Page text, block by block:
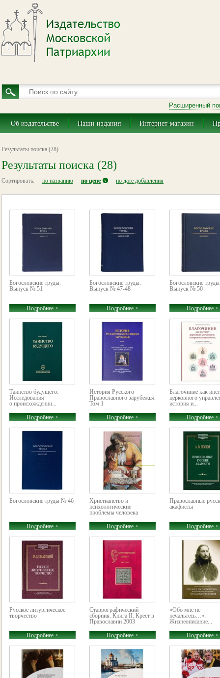
Расширенный
Об издательстве Наши издания Интернет-магазин
Результаты поиска (28)
Результаты поиска (28)
Сортировать: по названию по цене по дате добавления
Богословские труды.
Выпуск № 51
Подробнее >
Богословские труды.
Выпуск № 47-48
Подробнее >
Богословские
Выпуск № 50
Подробнее >
Таинство будущего:
Исследования
о происхождении...
Подробнее >
История Русского
Православного зарубежья.
Том 1
Подробнее >
Благочиние как
церковного
история и...
Подробнее >
Богословские труды № 46
Подробнее >
Христианство и
психологические
проблемы человека
Подробнее >
Православные
акафисты
Подробнее >
Русское литургическое
творчество
Подробнее >
Ставрографический
сборник. Книга II: Крест в
Православии 2003
Подробнее >
«Обо мне не
печальтесь…»:
Жизнеописание...
Подробнее >